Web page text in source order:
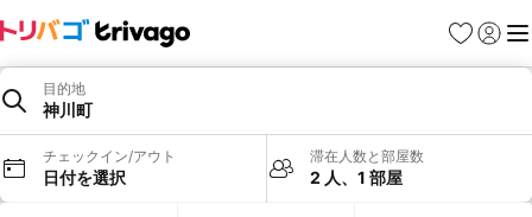
お気に入り
ログイ
メ
目的地
神川町
チェックイン/アウト
日付を選択
滞在人数と部屋数
2 人、1 部屋